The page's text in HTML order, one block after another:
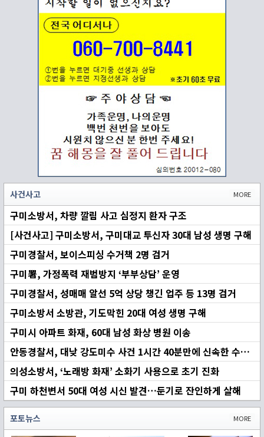
MORE
사건사고
구미소방서, 차량 깔림 사고 심정지 환자 구조
[사건사고] 구미소방서, 구미대교 투신자 30대 남성 생명 구해
구미경찰서, 보이스피싱 수거책 2명 검거
구미署, 가정폭력 재범방지 ‘부부상담’ 운영
구미경찰서, 성매매 알선 5억 상당 챙긴 업주 등 13명 검거
구미소방서 소방관, 기도막힌 20대 여성 생명 구해
구미시 아파트 화재, 60대 남성 화상 병원 이송
안동경찰서, 대낮 강도미수 사건 1시간 40분만에 신속한 수사로 조기 검거
의성소방서, ‘노래방 화재’ 소화기 사용으로 초기 진화
구미 하천변서 50대 여성 시신 발견…둔기로 잔인하게 살해
MORE
포토뉴스